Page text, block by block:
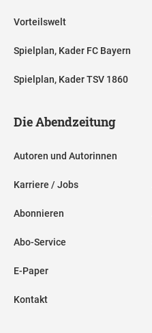
Vorteilswelt
Spielplan, Kader FC Bayern
Spielplan, Kader TSV 1860
Die Abendzeitung
Autoren und Autorinnen
Karriere / Jobs
Abonnieren
Abo-Service
E-Paper
Kontakt